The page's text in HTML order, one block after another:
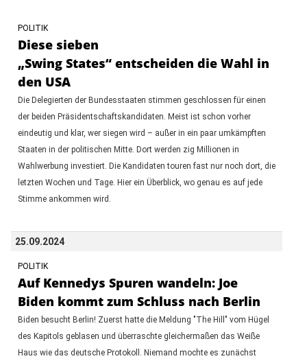
POLITIK
Diese sieben
„Swing States“ entscheiden die Wahl in
den USA
Die Delegierten der Bundesstaaten stimmen geschlossen für einen
der beiden Präsidentschaftskandidaten. Meist ist schon vorher
eindeutig und klar, wer siegen wird – außer in ein paar umkämpften
Staaten in der politischen Mitte. Dort werden zig Millionen in
Wahlwerbung investiert. Die Kandidaten touren fast nur noch dort, die
letzten Wochen und Tage. Hier ein Überblick, wo genau es auf jede
Stimme ankommen wird.
25.09.2024
POLITIK
Auf Kennedys Spuren wandeln: Joe
Biden kommt zum Schluss nach Berlin
Biden besucht Berlin! Zuerst hatte die Meldung "The Hill" vom Hügel
des Kapitols geblasen und überraschte gleichermaßen das Weiße
Haus wie das deutsche Protokoll. Niemand mochte es zunächst